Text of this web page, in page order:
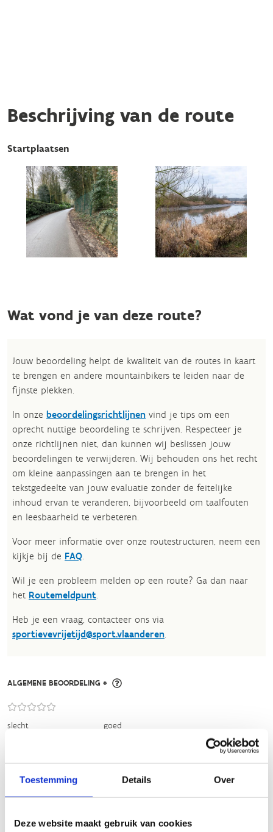
Toestemming Details Over
Deze website maakt gebruik van cookies
Beschrijving van de route
Startplaatsen
Wat vond je van deze route?
Jouw beoordeling helpt de kwaliteit van de routes in kaart
te brengen en andere mountainbikers te leiden naar de
fijnste plekken.
In onze beoordelingsrichtlijnen vind je tips om een
oprecht nuttige beoordeling te schrijven. Respecteer je
onze richtlijnen niet, dan kunnen wij beslissen jouw
beoordelingen te verwijderen. Wij behouden ons het recht
om kleine aanpassingen aan te brengen in het
tekstgedeelte van jouw evaluatie zonder de feitelijke
inhoud ervan te veranderen, bijvoorbeeld om taalfouten
en leesbaarheid te verbeteren.​
Voor meer informatie over onze routestructuren, neem een
kijkje bij de FAQ.
Wil je een probleem melden op een route? Ga dan naar
het Routemeldpunt.
Heb je een vraag, contacteer ons via
sportievevrijetijd@sport.vlaanderen.​
ALGEMENE BEOORDELING *
slecht goed
licht zwaar
TECHNISCHE MOEILIJKHEIDSGRAAD